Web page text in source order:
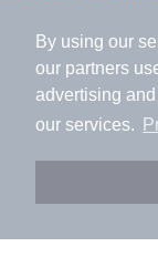
By using our
our partners
advertising
our services.
アプリに
会員登録な
ジ